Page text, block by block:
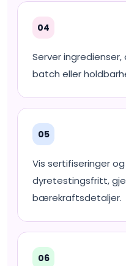
04
Server
batch eller
05
Vis sertifiseringer
dyretestingsfritt,
bærekraftsdetaljer.
06